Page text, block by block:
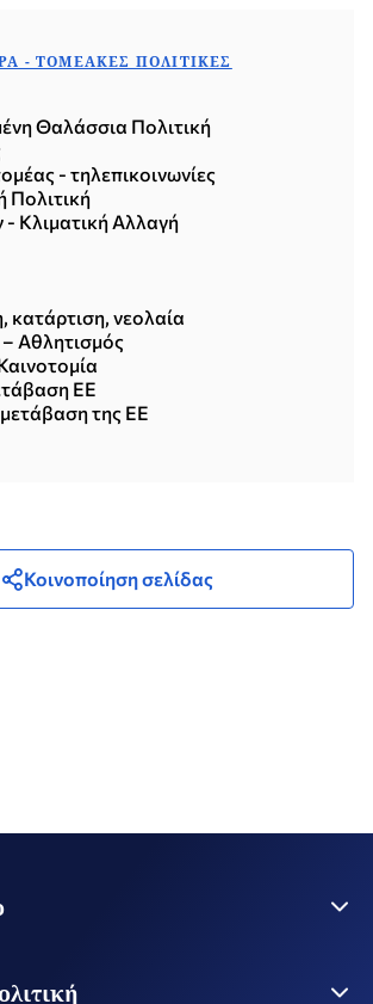
- ΤΟΜΕΑΚΈΣ ΠΟΛΙΤΙΚΈΣ
Θαλάσσια Πολιτική
- τηλεπικοινωνίες
Πολιτική
- Κλιματική Αλλαγή
κατάρτιση, νεολαία
Αθλητισμός
ΕΕ
της ΕΕ
Κοινοποίηση σελίδας